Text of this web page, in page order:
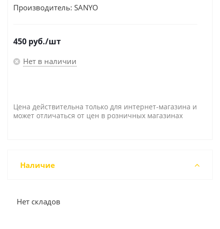
Производитель: SANYO
450 руб./шт
Нет в наличии
Цена действительна только для интернет-магазина и
может отличаться от цен в розничных магазинах
Наличие
Нет складов